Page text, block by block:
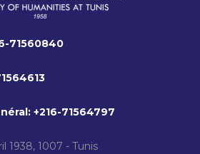
71560840
+216-71564797
1938, 1007 - Tunis